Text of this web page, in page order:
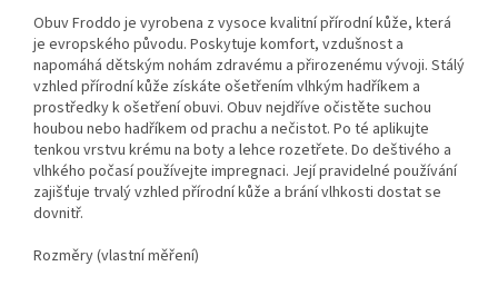
Obuv Froddo je vyrobena z vysoce kvalitní přírodní kůže, která
je evropského původu. Poskytuje komfort, vzdušnost a
napomáhá dětským nohám zdravému a přirozenému vývoji. Stálý
vzhled přírodní kůže získáte ošetřením vlhkým hadříkem a
prostředky k ošetření obuvi. Obuv nejdříve očistěte suchou
houbou nebo hadříkem od prachu a nečistot. Po té aplikujte
tenkou vrstvu krému na boty a lehce rozetřete. Do deštivého a
vlhkého počasí používejte impregnaci. Její pravidelné používání
zajišťuje trvalý vzhled přírodní kůže a brání vlhkosti dostat se
dovnitř.
Rozměry (vlastní měření)